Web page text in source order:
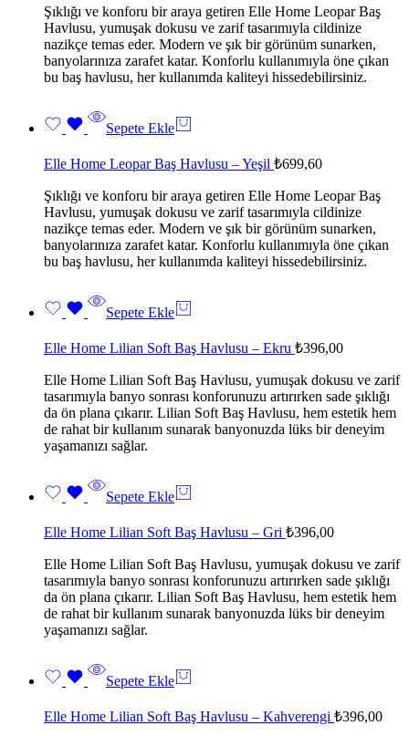
Şıklığı ve konforu bir araya getiren Elle Home Leopar Baş
Havlusu, yumuşak dokusu ve zarif tasarımıyla cildinize
nazikçe temas eder. Modern ve şık bir görünüm sunarken,
banyolarınıza zarafet katar. Konforlu kullanımıyla öne çıkan
bu baş havlusu, her kullanımda kaliteyi hissedebilirsiniz.
Sepete Ekle
Elle Home Leopar Baş Havlusu – Yeşil ₺699,60
Şıklığı ve konforu bir araya getiren Elle Home Leopar Baş
Havlusu, yumuşak dokusu ve zarif tasarımıyla cildinize
nazikçe temas eder. Modern ve şık bir görünüm sunarken,
banyolarınıza zarafet katar. Konforlu kullanımıyla öne çıkan
bu baş havlusu, her kullanımda kaliteyi hissedebilirsiniz.
Sepete Ekle
Elle Home Lilian Soft Baş Havlusu – Ekru ₺396,00
Elle Home Lilian Soft Baş Havlusu, yumuşak dokusu ve zarif
tasarımıyla banyo sonrası konforunuzu artırırken sade şıklığı
da ön plana çıkarır. Lilian Soft Baş Havlusu, hem estetik hem
de rahat bir kullanım sunarak banyonuzda lüks bir deneyim
yaşamanızı sağlar.
Sepete Ekle
Elle Home Lilian Soft Baş Havlusu – Gri ₺396,00
Elle Home Lilian Soft Baş Havlusu, yumuşak dokusu ve zarif
tasarımıyla banyo sonrası konforunuzu artırırken sade şıklığı
da ön plana çıkarır. Lilian Soft Baş Havlusu, hem estetik hem
de rahat bir kullanım sunarak banyonuzda lüks bir deneyim
yaşamanızı sağlar.
Sepete Ekle
Elle Home Lilian Soft Baş Havlusu – Kahverengi ₺396,00